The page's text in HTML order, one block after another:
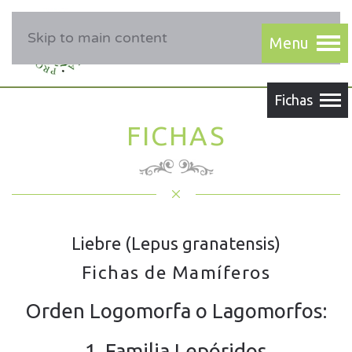
Skip to main content
FICHAS
Liebre (Lepus granatensis)
Fichas de Mamíferos
Orden Logomorfa o Lagomorfos: